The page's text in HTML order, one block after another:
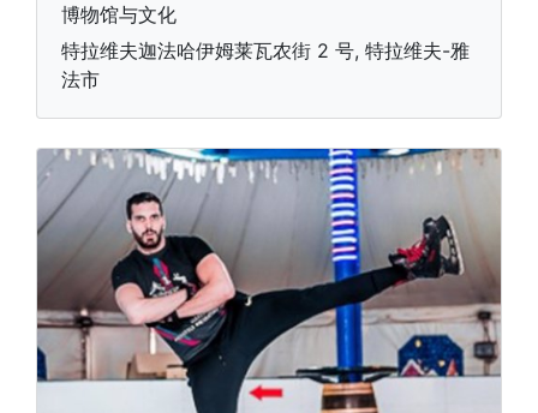
博物馆与文化
特拉维夫迦法哈伊姆莱瓦农街 2 号, 特拉维夫-雅
法市